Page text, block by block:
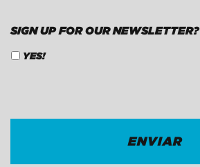
SIGN UP FOR OUR NEWSLETTER?
YES!